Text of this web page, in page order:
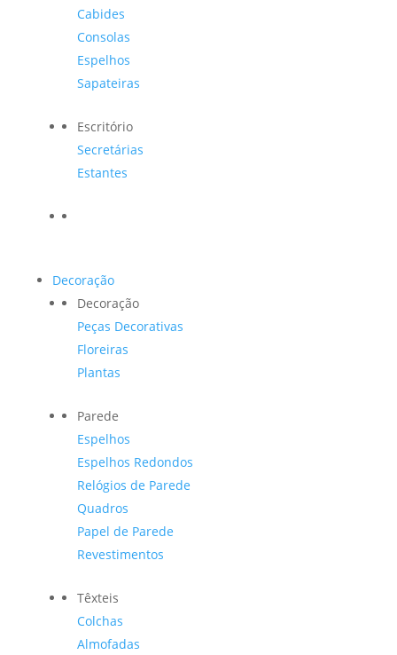
Cabides
Consolas
Espelhos
Sapateiras
Escritório
Secretárias
Estantes
Decoração
Decoração
Peças Decorativas
Floreiras
Plantas
Parede
Espelhos
Espelhos Redondos
Relógios de Parede
Quadros
Papel de Parede
Revestimentos
Têxteis
Colchas
Almofadas